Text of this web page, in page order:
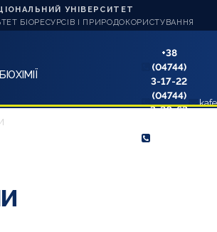
УНІВЕРСИТЕТ
БІОРЕСУРСІВ І ПРИРОДОКОРИСТУВАННЯ
+38
(04744)
3-17-22
(04744)
3-20-63